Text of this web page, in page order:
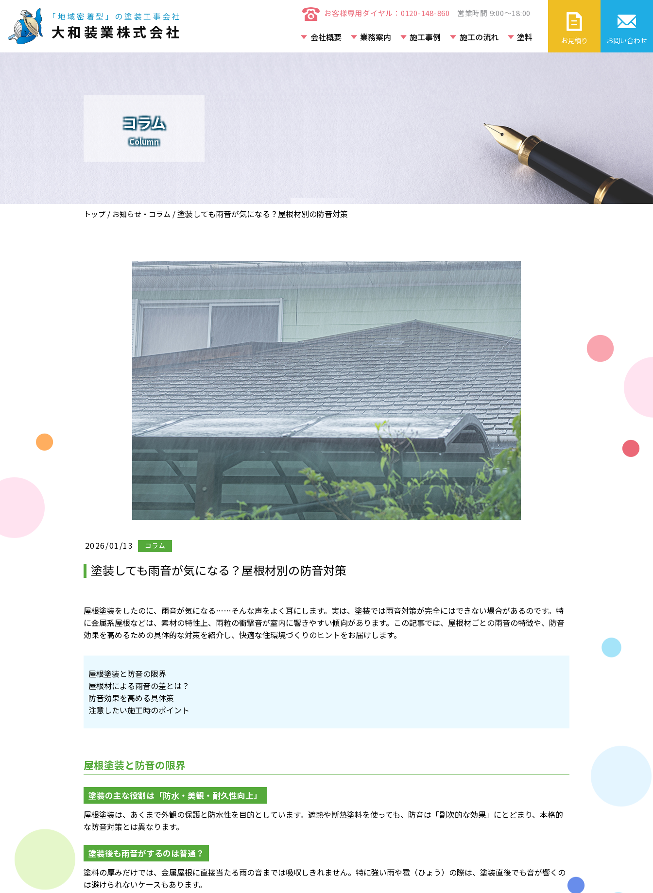
「地域密着型」の塗装工事会社
大和装業株式会社
お客様専用ダイヤル：0120-148-860 営業時間 9:00～18:00
会社概要 業務案内
マンション等の改装・改修工事
施工事例 施工の流れ 塗料 お見積り お問い合わせ
コラム
Column
トップ / お知らせ・コラム /塗装しても雨音が気になる？屋根材別の防音対策
2026/01/13 コラム
塗装しても雨音が気になる？屋根材別の防音対策
屋根塗装をしたのに、雨音が気になる……そんな声をよく耳にします。実は、塗装では雨音対策が完全にはできない場合があるのです。特
に金属系屋根などは、素材の特性上、雨粒の衝撃音が室内に響きやすい傾向があります。この記事では、屋根材ごとの雨音の特徴や、防音
効果を高めるための具体的な対策を紹介し、快適な住環境づくりのヒントをお届けします。
屋根塗装と防音の限界
屋根材による雨音の差とは？
防音効果を高める具体策
注意したい施工時のポイント
屋根塗装と防音の限界
塗装の主な役割は「防水・美観・耐久性向上」
屋根塗装は、あくまで外観の保護と防水性を目的としています。遮熱や断熱塗料を使っても、防音は「副次的な効果」にとどまり、本格的
な防音対策とは異なります。
塗装後も雨音がするのは普通？
塗料の厚みだけでは、金属屋根に直接当たる雨の音までは吸収しきれません。特に強い雨や雹（ひょう）の際は、塗装直後でも音が響くの
は避けられないケースもあります。